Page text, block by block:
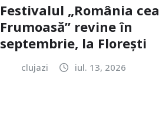
Festivalul „România cea
Frumoasă” revine în
septembrie, la Florești
clujazi iul. 13, 2026